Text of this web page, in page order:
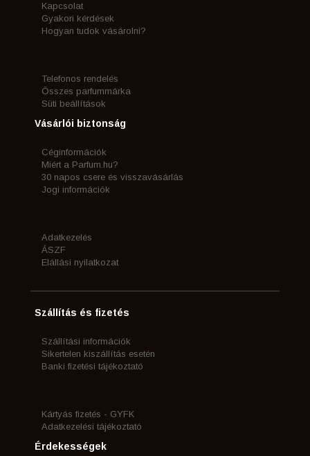
Kapcsolat
Gyakori kérdések
Hogyan tudok vásárolni?
Telefonos rendelés
Összes parfummárka
Süti beállítások
Vásárlói biztonság
Céginformációk
Miért a Parfum.hu?
30 napos csere és visszavásárlás
Jogi információk
Adatkezelés
ÁSZF
Elállási nyilatkozat
Szállítás és fizetés
Szállítási információk
Sikertelen kiszállítás esetén
Banki fizetési tájékoztató
Kártyás fizetés - GYFK
Adatkezelési tájékoztató
Érdekességek